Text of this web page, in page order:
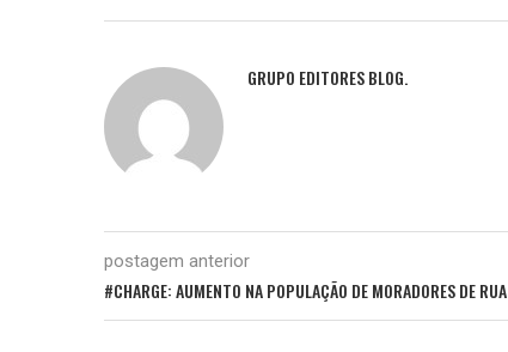
GRUPO EDITORES BLOG.
postagem anterior
#CHARGE: AUMENTO NA POPULAÇÃO DE MORADORES DE RUA